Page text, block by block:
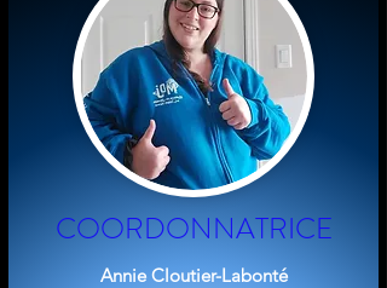
COORDONNATRICE
Annie Cloutier-Labonté